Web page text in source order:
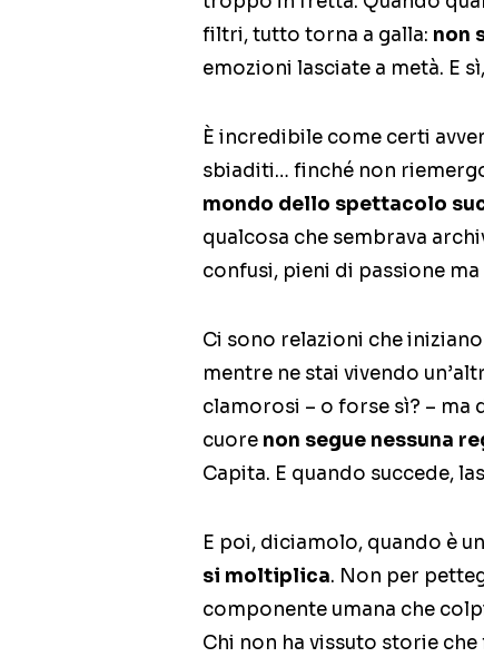
filtri, tutto torna a galla: non
emozioni lasciate a metà. E
È incredibile come certi
sbiaditi… finché non
mondo dello spettacolo
qualcosa che sembrava
confusi, pieni di passione ma
Ci sono relazioni che
mentre ne stai vivendo
clamorosi – o forse sì? –
cuore non segue nessuna
Capita. E quando succede,
E poi, diciamolo, quando è
si moltiplica. Non per
componente umana che
Chi non ha vissuto storie